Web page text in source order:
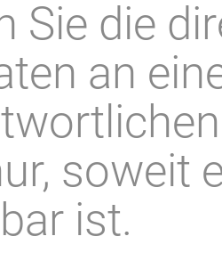
Sie die
an
soweit
ist.